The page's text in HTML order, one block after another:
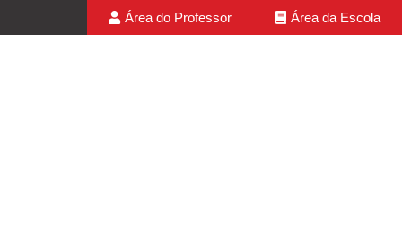
Área do Professor Área da Escola